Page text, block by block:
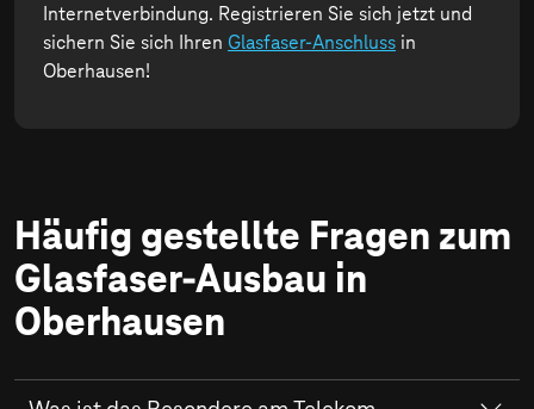
Internetverbindung. Registrieren Sie sich jetzt und
sichern Sie sich Ihren Glasfaser-Anschluss in
Oberhausen!
Häufig gestellte Fragen zum
Glasfaser-Ausbau in
Oberhausen